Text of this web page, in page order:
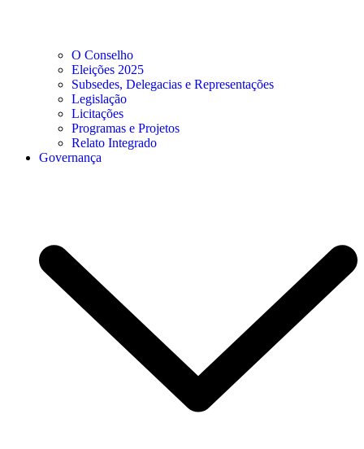
O Conselho
Eleições 2025
Subsedes, Delegacias e Representações
Legislação
Licitações
Programas e Projetos
Relato Integrado
Governança